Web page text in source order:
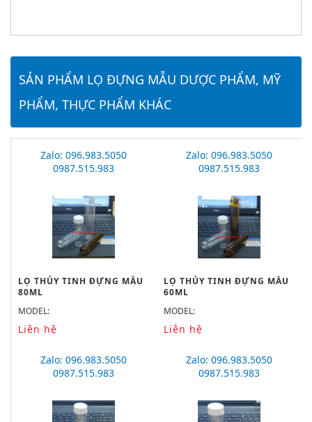
SẢN PHẨM LỌ ĐỰNG MẪU DƯỢC PHẨM, MỸ
PHẨM, THỰC PHẨM KHÁC
Zalo: 096.983.5050
0987.515.983
LỌ THỦY TINH ĐỰNG MẪU
80ML
MODEL:
Liên hệ
Zalo: 096.983.5050
0987.515.983
LỌ THỦY TINH ĐỰNG MẪU
60ML
MODEL:
Liên hệ
Zalo: 096.983.5050
0987.515.983
Zalo: 096.983.5050
0987.515.983